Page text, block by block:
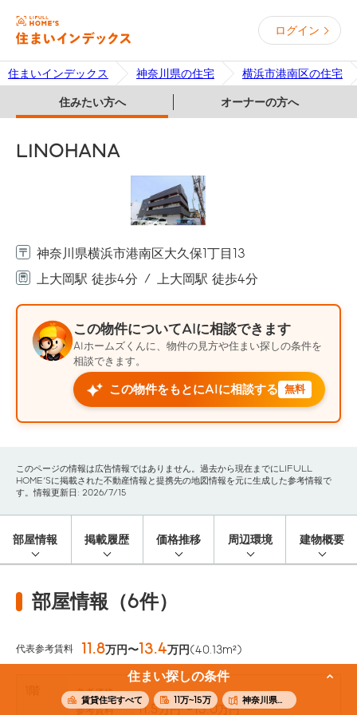
ログイン
住まいインデックス 神奈川県の住宅 横浜市港南区の住宅
住みたい方へ オーナーの方へ
住まい探しの条件
賃貸住宅すべて 11万~15万 神奈川県横浜市港南区
LINOHANA
神奈川県横浜市港南区大久保1丁目13
上大岡駅 徒歩4分
上大岡駅 徒歩4分
この物件についてAIに相談できます
AIホームズくんに、物件の見方や住まい探しの条件を
相談できます。
この物件をもとにAIに相談する 無料
このページの情報は広告情報ではありません。過去から現在までにLIFULL
HOME'Sに掲載された不動産情報と提携先の地図情報を元に生成した参考情報で
す。情報更新日: 2026/7/15
部屋情報 掲載履歴 価格推移 周辺環境 建物概要
部屋情報（6件）
代表参考賃料 11.8万円〜13.4万円(40.13m²)
参考価格 -
参考賃料 11.5万円〜13.0 万円